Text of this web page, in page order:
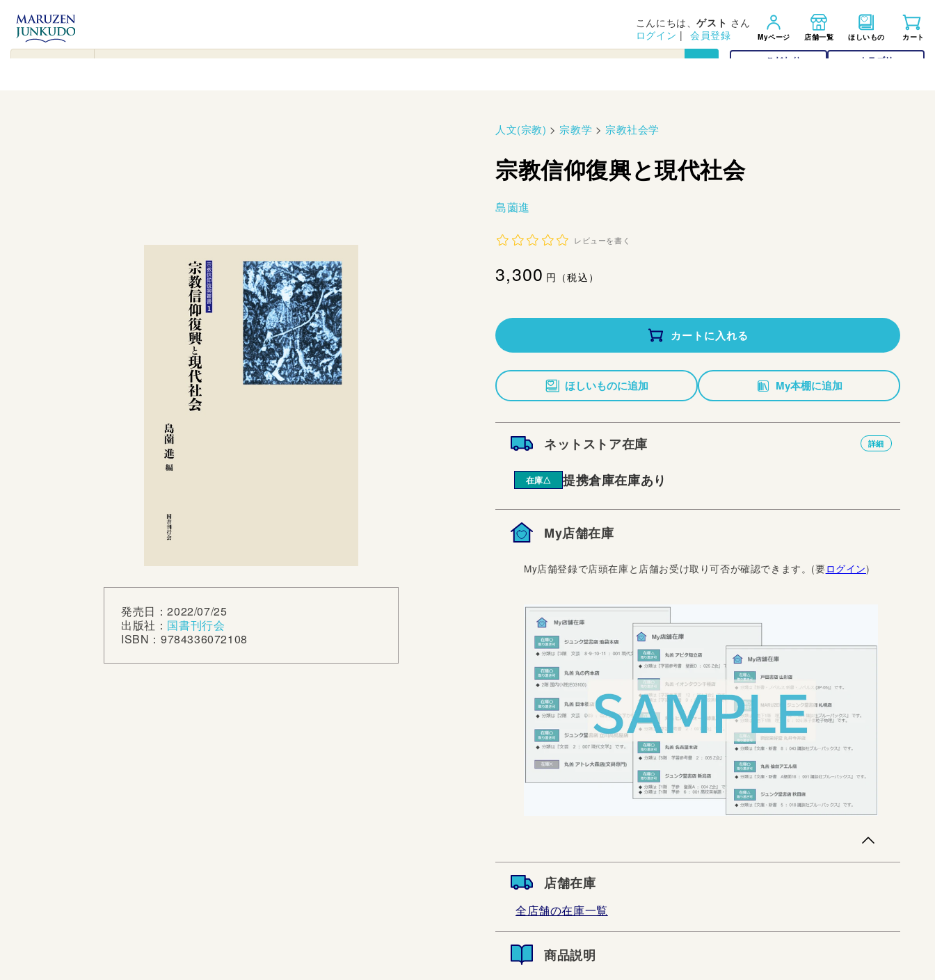
コンテンツ
に進む
▾ こだわり カテゴリー
こんにちは、ゲスト さん
ログイン | 会員登録 Myページ 店舗一覧 ほしいもの カート
発売日：2022/07/25
出版社： 国書刊行会
ISBN：9784336072108
人文(宗教) > 宗教学 > 宗教社会学
宗教信仰復興と現代社会
島薗進
レビューを書く
通
価
格
3,300円（税込）
カートに入れる
ほしいものに追加 My本棚に追加
ネットストア在庫 詳細
在庫△ 提携倉庫在庫あり
My店舗在庫
My店舗登録で店頭在庫と店舗お受け取り可否が確認できます。(要ログイン)
店舗在庫
全店舗の在庫一覧
商品説明